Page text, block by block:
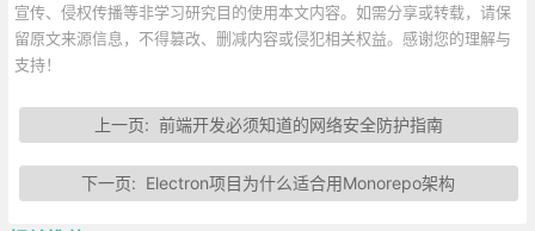
宣传、侵权传播等非学习研究目的使用本文内容。如需分享或转载，请保
留原文来源信息，不得篡改、删减内容或侵犯相关权益。感谢您的理解与
支持！
上一页: 前端开发必须知道的网络安全防护指南
下一页: Electron项目为什么适合用Monorepo架构